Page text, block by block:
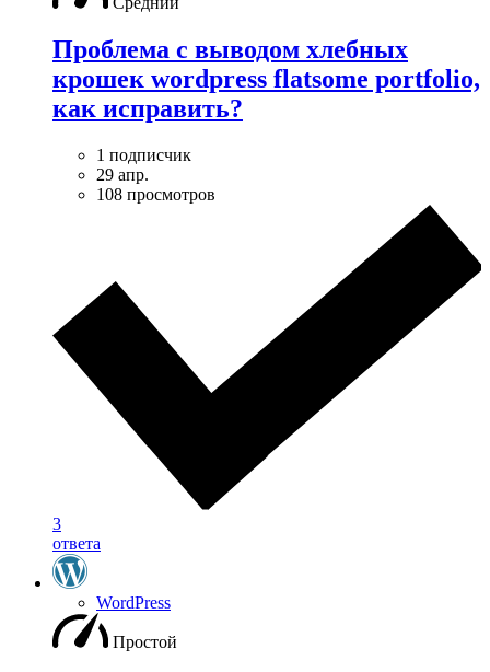
Проблема с выводом хлебных
крошек wordpress flatsome portfolio,
как исправить?
1 подписчик
29 апр.
108 просмотров
3
ответа
WordPress
Простой